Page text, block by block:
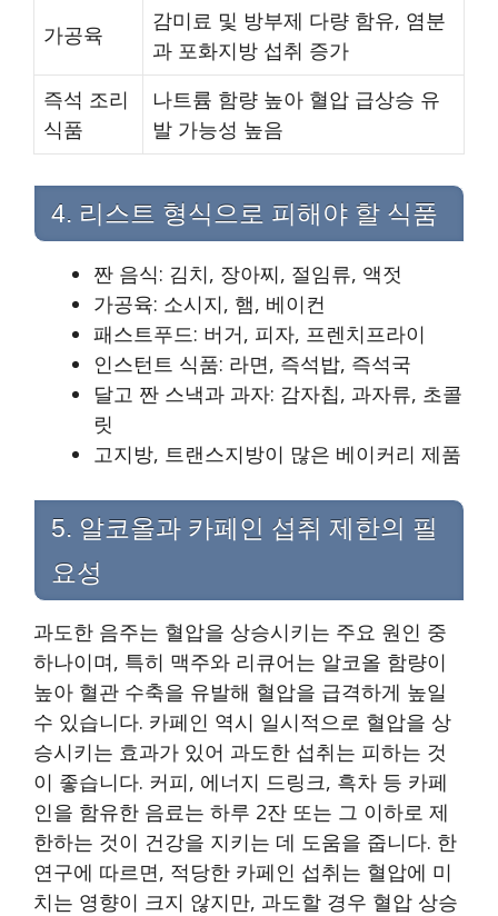
가공육
감미료 및 방부제 다량 함유, 염분
과 포화지방 섭취 증가
즉석 조리
식품
나트륨 함량 높아 혈압 급상승 유
발 가능성 높음
4. 리스트 형식으로 피해야 할 식품
짠 음식: 김치, 장아찌, 절임류, 액젓
가공육: 소시지, 햄, 베이컨
패스트푸드: 버거, 피자, 프렌치프라이
인스턴트 식품: 라면, 즉석밥, 즉석국
달고 짠 스낵과 과자: 감자칩, 과자류, 초콜
릿
고지방, 트랜스지방이 많은 베이커리 제품
5. 알코올과 카페인 섭취 제한의 필
요성
과도한 음주는 혈압을 상승시키는 주요 원인 중
하나이며, 특히 맥주와 리큐어는 알코올 함량이
높아 혈관 수축을 유발해 혈압을 급격하게 높일
수 있습니다. 카페인 역시 일시적으로 혈압을 상
승시키는 효과가 있어 과도한 섭취는 피하는 것
이 좋습니다. 커피, 에너지 드링크, 흑차 등 카페
인을 함유한 음료는 하루 2잔 또는 그 이하로 제
한하는 것이 건강을 지키는 데 도움을 줍니다. 한
연구에 따르면, 적당한 카페인 섭취는 혈압에 미
치는 영향이 크지 않지만, 과도할 경우 혈압 상승